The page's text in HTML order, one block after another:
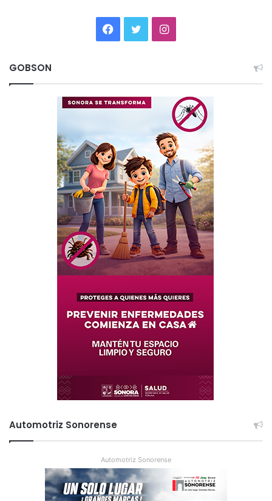
Facebook
TwitterInstagram
GOBSON
Automotriz Sonorense
Automotriz Sonorense